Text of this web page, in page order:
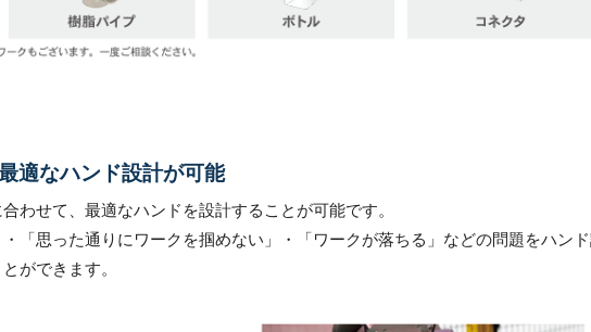
適なハンド設計が可能
わせて、最適なハンドを設計することが可能です。
・「思った通りにワークを掴めない」・「ワークが落ちる」などの問題をハン
ができます。